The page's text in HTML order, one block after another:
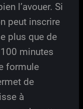
l’avouer. Si
peut inscrire
plus que de
minutes
formule
de
à